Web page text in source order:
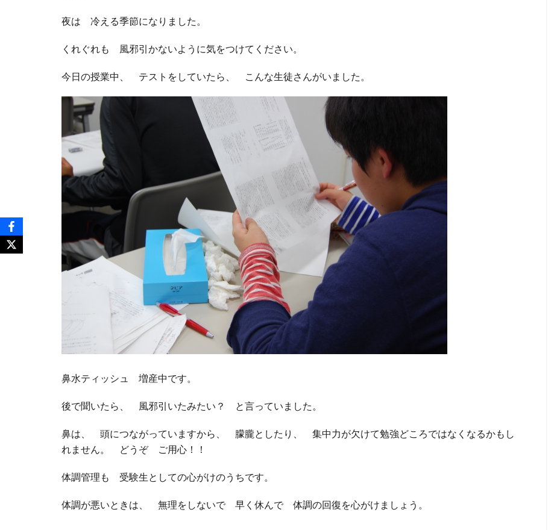
夜は 冷える季節になりました。
くれぐれも 風邪引かないように気をつけてください。
今日の授業中、 テストをしていたら、 こんな生徒さんがいました。
鼻水ティッシュ 増産中です。
後で聞いたら、 風邪引いたみたい？ と言っていました。
鼻は、 頭につながっていますから、 朦朧としたり、 集中力が欠けて勉強どころではなくなるかもし
れません。 どうぞ ご用心！！
体調管理も 受験生としての心がけのうちです。
体調が悪いときは、 無理をしないで 早く休んで 体調の回復を心がけましょう。